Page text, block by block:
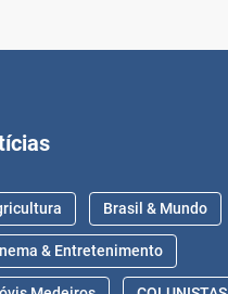
Brasil & Mundo
& Entretenimento